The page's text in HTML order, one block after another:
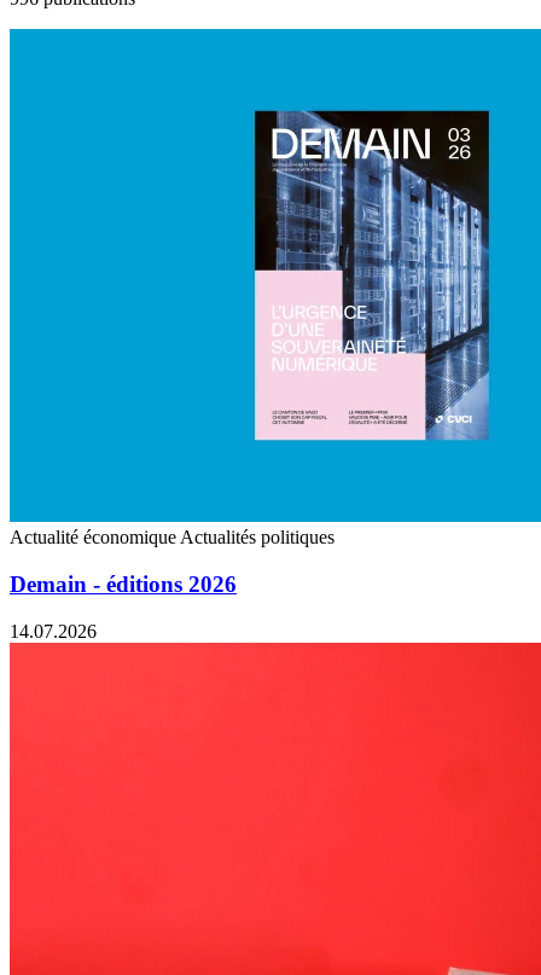
Actualité économique Actualités politiques
Demain - éditions 2026
14.07.2026